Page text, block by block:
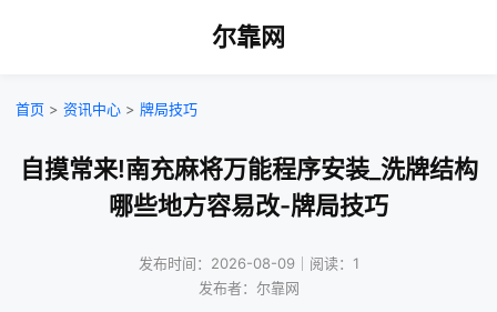
尔靠网
首页 > 资讯中心 > 牌局技巧
自摸常来!南充麻将万能程序安装_洗牌结构
哪些地方容易改-牌局技巧
发布时间：2026-08-09｜阅读：1
发布者：尔靠网